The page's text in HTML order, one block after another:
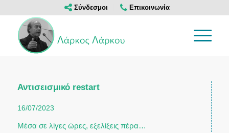
Σύνδεσμοι Επικοινωνία
Αντισεισμικό restart
16/07/2023
Μέσα σε λίγες ώρες, εξελίξεις πέρα…